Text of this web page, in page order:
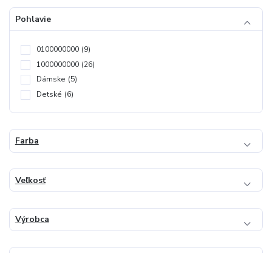
Pohlavie
0100000000 (9)
1000000000 (26)
Dámske (5)
Detské (6)
Farba
Veľkosť
Výrobca